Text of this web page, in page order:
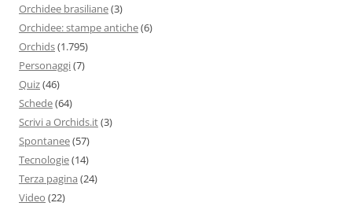
Orchidee brasiliane(3)
Orchidee: stampe antiche(6)
Orchids(1.795)
Personaggi(7)
Quiz(46)
Schede(64)
Scrivi a Orchids.it(3)
Spontanee(57)
Tecnologie(14)
Terza pagina (24)
Video (22)